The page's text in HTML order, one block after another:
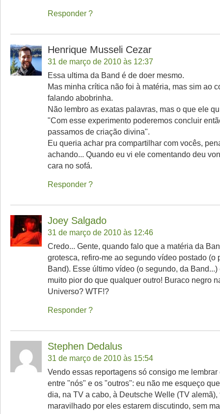
Responder
Henrique Musseli Cezar
31 de março de 2010 às 12:37
Essa ultima da Band é de doer mesmo.
Mas minha crítica não foi à matéria, mas sim ao
falando abobrinha.
Não lembro as exatas palavras, mas o que ele
"Com esse experimento poderemos concluir
passamos de criação divina".
Eu queria achar pra compartilhar com vocês,
achando... Quando eu vi ele comentando deu
cara no sofá.
Responder
Joey Salgado
31 de março de 2010 às 12:46
Credo... Gente, quando falo que a matéria da
grotesca, refiro-me ao segundo vídeo postado (o
Band). Esse último vídeo (o segundo, da
muito pior do que qualquer outro! Buraco negro
Universo? WTF!?
Responder
Stephen Dedalus
31 de março de 2010 às 15:54
Vendo essas reportagens só consigo me
entre "nós" e os "outros": eu não me esqueço
dia, na TV a cabo, à Deutsche Welle (TV alemã),
maravilhado por eles estarem discutindo, sem